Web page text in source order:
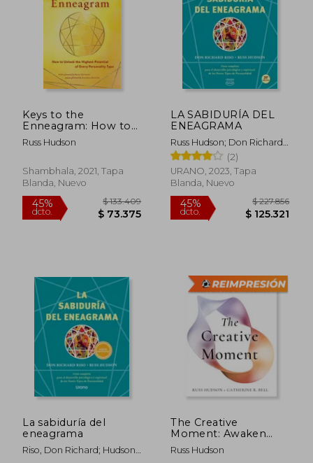
Keys to the
Enneagram: How to
Unlock the Highest
Potential of Every
Inglés)
Russ Hudson
Shambhala, 2021, Tapa
Blanda, Nuevo
45%
dcto.
$ 133.409
$ 73.375
LA SABIDURÍA DEL
ENEAGRAMA
Russ Hudson; Don Richard
Riso
(2)
URANO, 2023, Tapa
Blanda, Nuevo
45%
dcto.
$
La sabiduría del
eneagrama
Riso, Don Richard; Hudson,
The Creative
Moment: Awaken
Creativity Through
the Enneagram (en
Russ Hudson